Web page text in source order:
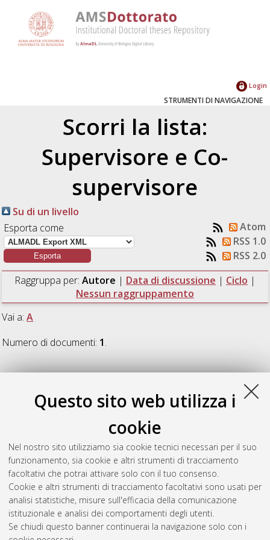
Questo sito web utilizza i
cookie
Nel nostro sito utilizziamo sia cookie tecnici necessari per il suo
funzionamento, sia cookie e altri strumenti di tracciamento
facoltativi che potrai attivare solo con il tuo consenso.
Cookie e altri strumenti di tracciamento facoltativi sono usati per
analisi statistiche, misure sull'efficacia della comunicazione
istituzionale e analisi dei comportamenti degli utenti.
Se chiudi questo banner continuerai la navigazione solo con i
Login
STRUMENTI DI NAVIGAZIONE
Scorri la lista:
Supervisore e Co-
supervisore
Su di un livello
Esporta come
Atom
RSS 1.0
RSS 2.0
Raggruppa per: Autore | Data di discussione | Ciclo |
Nessun raggruppamento
Vai a:A
Numero di documenti: 1.
A
Aureli, Sara(2012)Patogeni e zecche vettrici: studio
epidemiologico in parchi pubblici dell'Emilia Romagna
[Dissertation thesis], Alma Mater Studiorum Università di
Bologna. Dottorato di ricerca inEpidemiologia e controllo
delle zoonosi, 24 Ciclo. DOI
10.6092/unibo/amsdottorato/4717.
Questa lista e' stata generata ilFri Aug 7 20:47:43 2026 CEST